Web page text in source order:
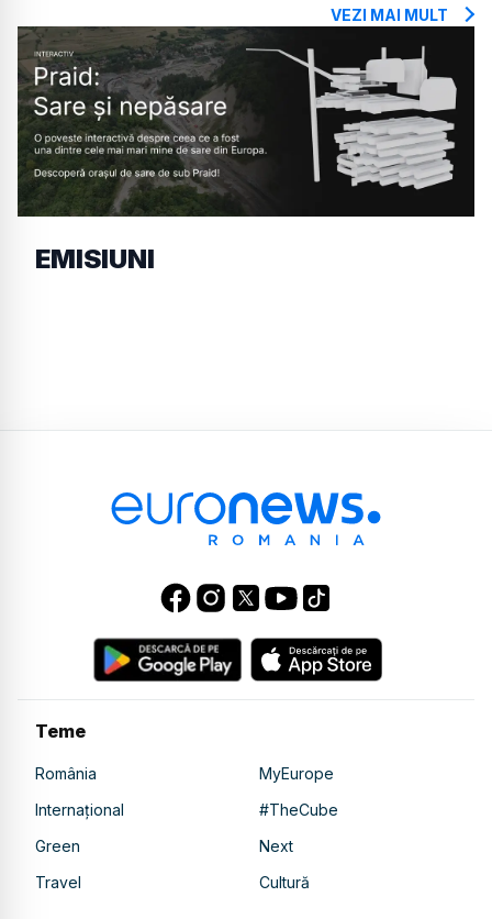
VEZI MAI MULT
EMISIUNI
Teme
România
MyEurope
Internațional
#TheCube
Green
Next
Travel
Cultură